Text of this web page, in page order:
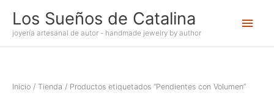
contenido
Los Sueños de Catalina
joyería artesanal de autor - handmade jewelry by author
Inicio / Tienda / Productos etiquetados “Pendientes con Volumen”